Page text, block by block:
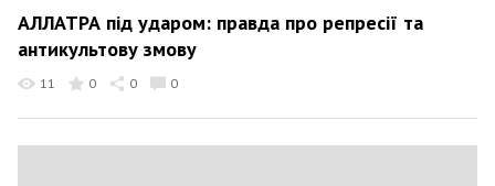
АЛЛАТРА під ударом: правда про репресії та
антикультову змову
11 0 0 0